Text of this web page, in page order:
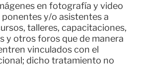
en fotografía y video
y/o asistentes a
talleres, capacitaciones,
y otros foros que de manera
vinculados con el
dicho tratamiento no